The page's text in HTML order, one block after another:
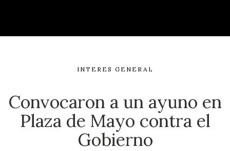
INTERES GENERAL
Convocaron a un ayuno en
Plaza de Mayo contra el
Gobierno